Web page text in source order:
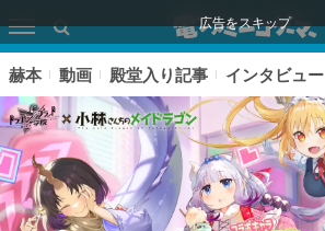
広告をスキップ
赫本 動画 殿堂入り記事 インタビュー